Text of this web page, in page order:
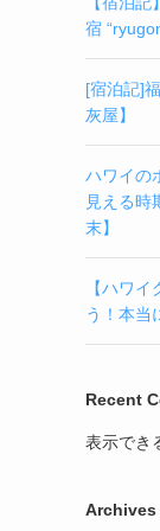
宿
[宿泊記]
灰屋】
ハワイの
見える時
末】
【ハワ
う！本当
Recent
表示でき
Archives